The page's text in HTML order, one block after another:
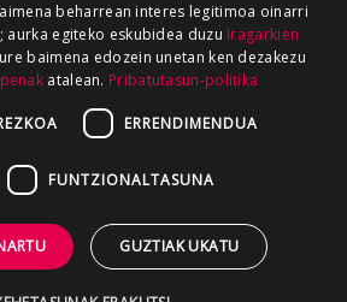
beharrean interes legitimoa oinarri
aurka egiteko eskubidea duzu Iragarkien
baimena edozein unetan ken dezakezu
atalean. Pribatutasun-politika
ERRENDIMENDUA
FUNTZIONALTASUNA
GUZTIAK UKATU